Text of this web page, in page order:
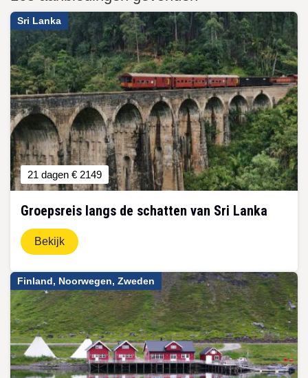
Sri Lanka
21 dagen € 2149
Groepsreis langs de schatten van Sri Lanka
Bekijk
Finland, Noorwegen, Zweden